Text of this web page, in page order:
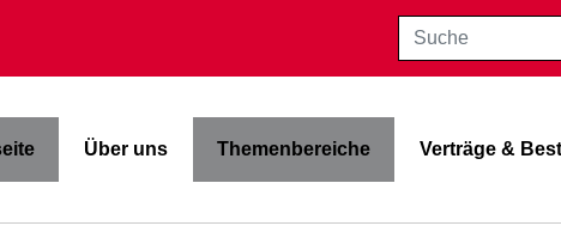
Suche
Über uns Themenbereiche Verträge &